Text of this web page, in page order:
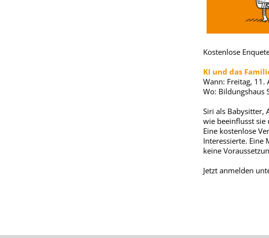
Kostenlose
KI und das
Wann: Freitag,
Wo: Bildungshaus
Siri als Babysitter,
wie beeinflusst sie
Eine kostenlose
Interessierte. Eine
keine
Jetzt anmelden